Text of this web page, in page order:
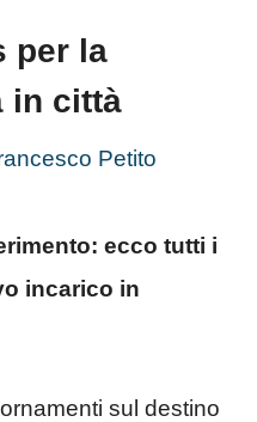
per la
in città
Petito
ecco tutti i
incarico in
sul destino